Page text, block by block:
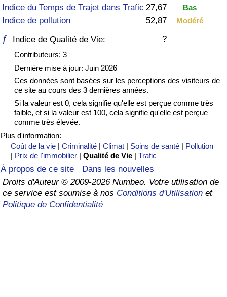
Indice du Temps de Trajet dans Trafic 27,67 Bas
Indice de pollution 52,87 Modéré
ƒ Indice de Qualité de Vie: ?
Contributeurs: 3
Dernière mise à jour: Juin 2026
Ces données sont basées sur les perceptions des visiteurs de
ce site au cours des 3 dernières années.
Si la valeur est 0, cela signifie qu'elle est perçue comme très
faible, et si la valeur est 100, cela signifie qu'elle est perçue
comme très élevée.
Plus d'information:
Coût de la vie |Criminalité |Climat | Soins de santé | Pollution
| Prix de l'immobilier |Qualité de Vie |Trafic
À propos de ce site
Dans les nouvelles
Droits d'Auteur © 2009-2026 Numbeo. Votre utilisation de
ce service est soumise à nos Conditions d'Utilisation et
Politique de Confidentialité
Indice de Criminalité (Actuel)
Indice de Criminalité
Soins de santé
Indice des soins de santé (Actuel)
Indice des soins de santé
Indice des soins de santé par Pays
Pollution